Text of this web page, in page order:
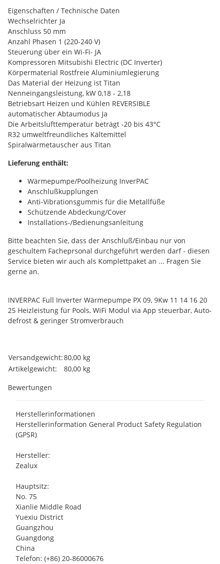
Eigenschaften / Technische Daten
Wechselrichter Ja
Anschluss 50 mm
Anzahl Phasen 1 (220-240 V)
Steuerung über ein Wi-Fi- JA
Kompressoren Mitsubishi Electric (DC Inverter)
Körpermaterial Rostfreie Aluminiumlegierung
Das Material der Heizung ist Titan
Nenneingangsleistung, kW 0,18 - 2,18
Betriebsart Heizen und Kühlen REVERSIBLE
automatischer Abtaumodus Ja
Die Arbeitslufttemperatur beträgt -20 bis 43°C
R32 umweltfreundliches Kältemittel
Spiralwärmetauscher aus Titan
Lieferung enthält:
Wärmepumpe/Poolheizung InverPAC
Anschlußkupplungen
Anti-Vibrationsgummis für die Metallfüße
Schützende Abdeckung/Cover
Installations-/Bedienungsanleitung
Bitte beachten Sie, dass der Anschluß/Einbau nur von
geschultem Facheprsonal durchgeführt werden darf - diesen
Service bieten wir auch als Komplettpaket an ... Fragen Sie
gerne an.
INVERPAC Full Inverter Wärmepumpe PX 09, 9Kw 11 14 16 20
25 Heizleistung für Pools, WiFi Modul via App steuerbar, Auto-
defrost & geringer Stromverbrauch
Produkteigenschaft
Wert
Versandgewicht:80,00 kg
Artikelgewicht:
80,00 kg
Bewertungen
Herstellerinformationen
Herstellerinformation General Product Safety Regulation
(GPSR)
Hersteller:
Zealux
Hauptsitz:
No. 75
Xianlie Middle Road
Yuexiu District
Guangzhou
Guangdong
China
Telefon: (+86) 20-86000676